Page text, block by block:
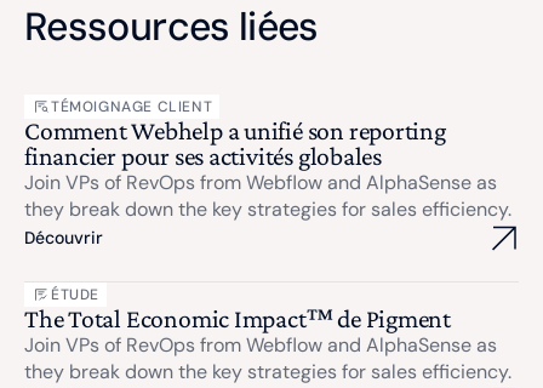
Ressources liées
TÉMOIGNAGE CLIENT
Comment Webhelp a unifié son reporting
financier pour ses activités globales
Join VPs of RevOps from Webflow and AlphaSense as
they break down the key strategies for sales efficiency.
Découvrir
ÉTUDE
The Total Economic Impact™ de Pigment
Join VPs of RevOps from Webflow and AlphaSense as
they break down the key strategies for sales efficiency.